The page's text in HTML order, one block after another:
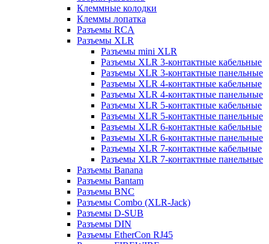
Клеммные колодки
Клеммы лопатка
Разъемы RCA
Разъемы XLR
Разъемы mini XLR
Разъемы XLR 3-контактные кабельные
Разъемы XLR 3-контактные панельные
Разъемы XLR 4-контактные кабельные
Разъемы XLR 4-контактные панельные
Разъемы XLR 5-контактные кабельные
Разъемы XLR 5-контактные панельные
Разъемы XLR 6-контактные кабельные
Разъемы XLR 6-контактные панельные
Разъемы XLR 7-контактные кабельные
Разъемы XLR 7-контактные панельные
Разъемы Banana
Разъемы Bantam
Разъемы BNC
Разъемы Combo (XLR-Jack)
Разъемы D-SUB
Разъемы DIN
Разъемы EtherCon RJ45